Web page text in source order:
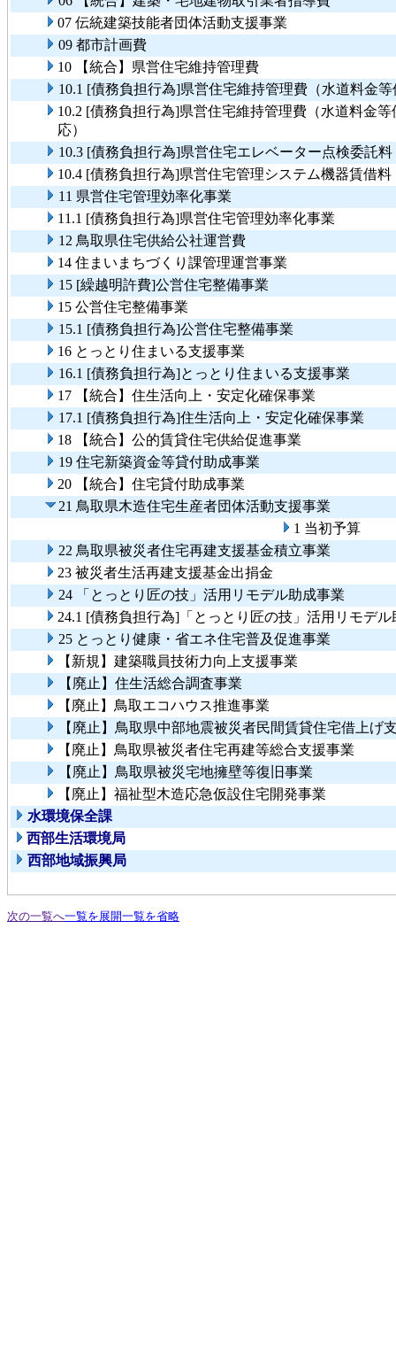
07 伝統建築技能者団体活動支援事業
09 都市計画費
10 【統合】県営住宅維持管理費
10.1 [債務負担行為]県営住宅維持管理費（水道料金
10.2 [債務負担行為]県営住宅維持管理費（水道料金
応）
10.3 [債務負担行為]県営住宅エレベーター点検委託
10.4 [債務負担行為]県営住宅管理システム機器賃借
11 県営住宅管理効率化事業
11.1 [債務負担行為]県営住宅管理効率化事業
12 鳥取県住宅供給公社運営費
14 住まいまちづくり課管理運営事業
15 [繰越明許費]公営住宅整備事業
15 公営住宅整備事業
15.1 [債務負担行為]公営住宅整備事業
16 とっとり住まいる支援事業
16.1 [債務負担行為]とっとり住まいる支援事業
17 【統合】住生活向上・安定化確保事業
17.1 [債務負担行為]住生活向上・安定化確保事業
18 【統合】公的賃貸住宅供給促進事業
19 住宅新築資金等貸付助成事業
20 【統合】住宅貸付助成事業
21 鳥取県木造住宅生産者団体活動支援事業
1 当初予算
22 鳥取県被災者住宅再建支援基金積立事業
23 被災者生活再建支援基金出捐金
24 「とっとり匠の技」活用リモデル助成事業
24.1 [債務負担行為]「とっとり匠の技」活用リモデル
25 とっとり健康・省エネ住宅普及促進事業
【新規】建築職員技術力向上支援事業
【廃止】住生活総合調査事業
【廃止】鳥取エコハウス推進事業
【廃止】鳥取県中部地震被災者民間賃貸住宅借上げ
【廃止】鳥取県被災者住宅再建等総合支援事業
【廃止】鳥取県被災宅地擁壁等復旧事業
【廃止】福祉型木造応急仮設住宅開発事業
水環境保全課
西部生活環境局
西部地域振興局
次の一覧へ一覧を展開一覧を省略